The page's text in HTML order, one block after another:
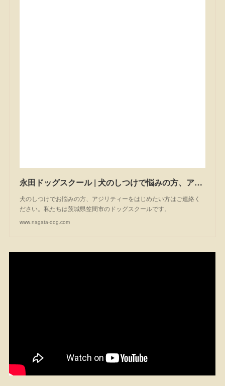
永田ドッグスクール | 犬のしつけで悩みの方、アジリティーを始めたい方は一度ご相談ください。私たちは茨城県笠間市のドッグスクールです。
犬のしつけでお悩みの方、アジリティーをはじめたい方はご連絡く
ださい。私たちは茨城県笠間市のドッグスクールです。
www.nagata-dog.com